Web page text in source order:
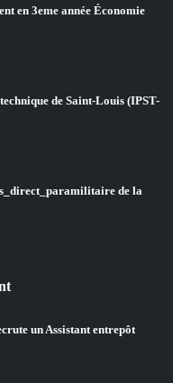
en 3eme année Économie
de Saint-Louis (IPST-
de la
un Assistant entrepôt